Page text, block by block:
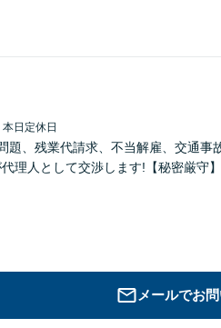
日定休日
題、残業代請求、不当解雇、交通
理人として交渉します!【秘密厳守】
メールでお